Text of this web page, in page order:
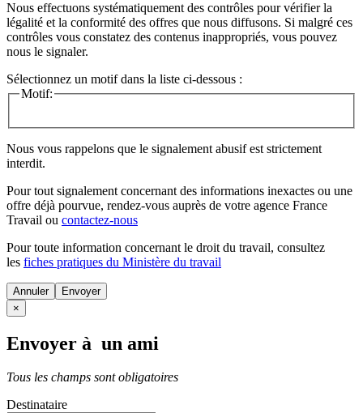
Nous effectuons systématiquement des contrôles pour vérifier la
légalité et la conformité des offres que nous diffusons. Si malgré ces
contrôles vous constatez des contenus inappropriés, vous pouvez
nous le signaler.
Sélectionnez un motif dans la liste ci-dessous :
Motif:
Nous vous rappelons que le signalement abusif est strictement
interdit.
Pour tout signalement concernant des informations inexactes ou une
offre déjà pourvue, rendez-vous auprès de votre agence France
Travail ou contactez-nous
Pour toute information concernant le droit du travail, consultez
les fiches pratiques du Ministère du travail
Annuler
×
Envoyer à un ami
Tous les champs sont obligatoires
Destinataire